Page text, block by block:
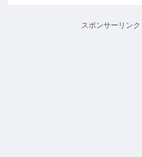
スポンサーリンク